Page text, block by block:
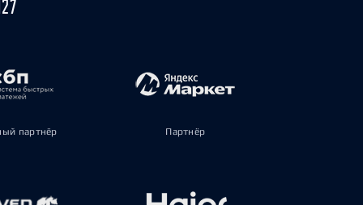
партнёр Партнёр